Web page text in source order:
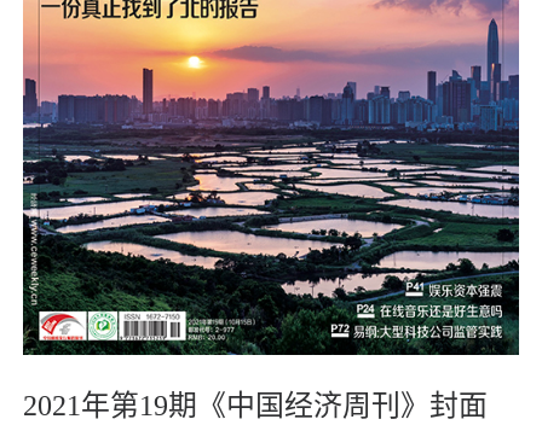
2021年第19期《中国经济周刊》封面